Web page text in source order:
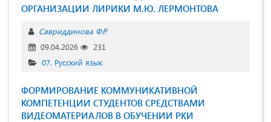
ОРГАНИЗАЦИИ ЛИРИКИ М.Ю. ЛЕРМОНТОВА
Савриддинова Ф.Р.
09.04.2026
231
07. Русский язык
ФОРМИРОВАНИЕ КОММУНИКАТИВНОЙ
КОМПЕТЕНЦИИ СТУДЕНТОВ СРЕДСТВАМИ
ВИДЕОМАТЕРИАЛОВ В ОБУЧЕНИИ РКИ